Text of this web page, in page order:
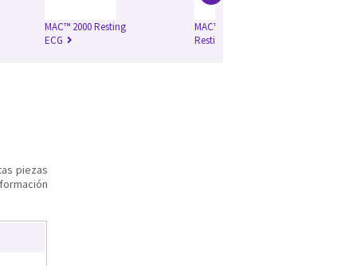
MAC™ 2000 Resting
ECG
MAC™ 3500 V10
Resting ECG
piezas